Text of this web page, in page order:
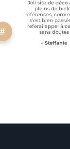
Joli site de déco
pleins de
références,
s’est bien
referai appel à
sans doutes
– Steffanie